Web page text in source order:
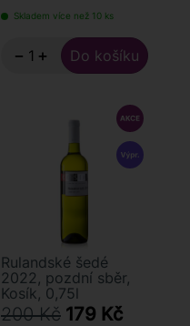
Skladem více než 10 ks
− +
Rulandské šedé
2022, pozdní sběr,
Kosík, 0,75l
200 Kč 179 Kč